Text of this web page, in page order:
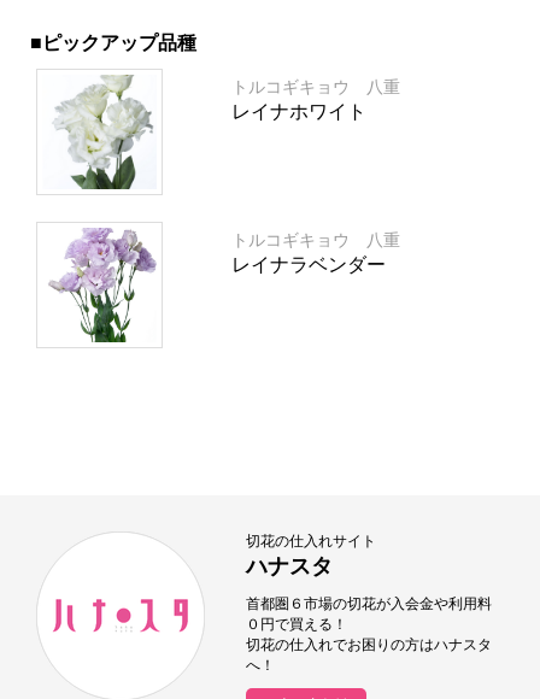
■ピックアップ品種
トルコギキョウ 八重
レイナホワイト
トルコギキョウ 八重
レイナラベンダー
切花の仕入れサイト
ハナスタ
首都圏６市場の切花が入会金や利用料
０円で買える！
切花の仕入れでお困りの方はハナスタ
へ！